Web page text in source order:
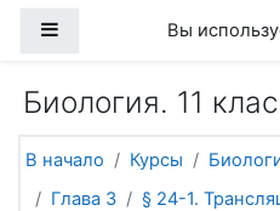
Боковая панель
Вы
Биология. 11
В начало Курсы
Глава 3
§ 24-1.